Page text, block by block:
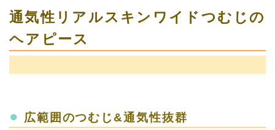
通気性リアルスキンワイドつむじの
ヘアピース
● 広範囲のつむじ&通気性抜群